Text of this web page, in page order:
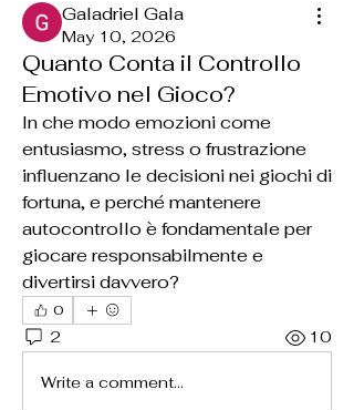
Galadriel Gala
May 10, 2026
Quanto Conta il Controllo
Emotivo nel Gioco?
In che modo emozioni come
entusiasmo, stress o frustrazione
influenzano le decisioni nei giochi di
fortuna, e perché mantenere
autocontrollo è fondamentale per
giocare responsabilmente e
divertirsi davvero?
0
2 10
Write a comment...